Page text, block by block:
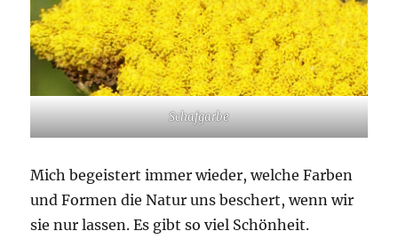
Schafgarbe
Mich begeistert immer wieder, welche Farben
und Formen die Natur uns beschert, wenn wir
sie nur lassen. Es gibt so viel Schönheit.